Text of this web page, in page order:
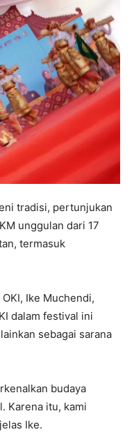
tradisi, pertunjukan
unggulan dari 17
termasuk
Ike Muchendi,
dalam festival ini
sebagai sarana
budaya
Karena itu, kami
Ike.